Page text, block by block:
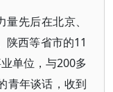
先后在北京、
陕西等省市的11
单位，与200多
青年谈话，收到